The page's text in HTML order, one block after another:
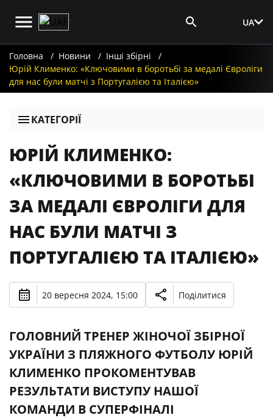
UA
Головна Новини
Інші збірні
Юрій Клименко: «Ключовими в боротьбі за медалі Євроліги
для нас були матчі з Португалією та Італією»
КАТЕГОРІЇ
ЮРІЙ КЛИМЕНКО:
«КЛЮЧОВИМИ В БОРОТЬБІ
ЗА МЕДАЛІ ЄВРОЛІГИ ДЛЯ
НАС БУЛИ МАТЧІ З
ПОРТУГАЛІЄЮ ТА ІТАЛІЄЮ»
20 вересня 2024, 15:00 Поділитися
ГОЛОВНИЙ ТРЕНЕР ЖІНОЧОЇ ЗБІРНОЇ
УКРАЇНИ З ПЛЯЖНОГО ФУТБОЛУ ЮРІЙ
КЛИМЕНКО ПРОКОМЕНТУВАВ
РЕЗУЛЬТАТИ ВИСТУПУ НАШОЇ
КОМАНДИ В СУПЕРФІНАЛІ